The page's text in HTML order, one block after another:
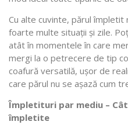
Cu alte cuvinte, părul
foarte multe situații și zile.
atât în momentele în care
mergi la o petrecere de tip
coafură versatilă, ușor de
care părul nu se așază cum
Împletituri par mediu –
împletite